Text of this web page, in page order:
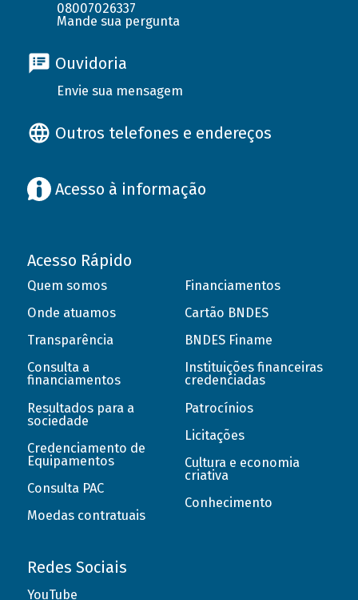
08007026337
Mande sua pergunta
Ouvidoria
Envie sua mensagem
Outros telefones e endereços
Acesso à informação
Acesso Rápido
Quem somos
Onde atuamos
Transparência
Consulta a
financiamentos
Resultados para a
sociedade
Credenciamento de
Equipamentos
Consulta PAC
Moedas contratuais
Financiamentos
Cartão BNDES
BNDES Finame
Instituições financeiras
credenciadas
Patrocínios
Licitações
Cultura e economia
criativa
Conhecimento
Redes Sociais
YouTube